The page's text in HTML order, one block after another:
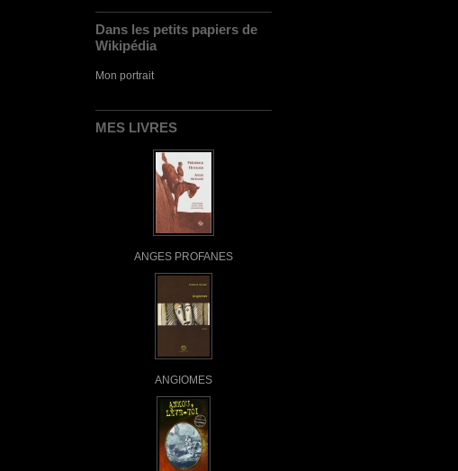
Dans les petits papiers de
Wikipédia
Mon portrait
MES LIVRES
ANGES PROFANES
ANGIOMES